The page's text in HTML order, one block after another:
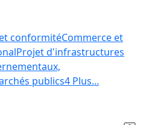
conformitéCommerce et
Projet d'infrastructures
publics4 Plus...